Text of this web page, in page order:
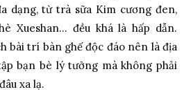
dạng, từ trà sữa Kim cương đen,
Xueshan… đều khá là hấp dẫn.
bài trí bàn ghế độc đáo nên là địa
bạn bè lý tưởng mà không phải
xa lạ.